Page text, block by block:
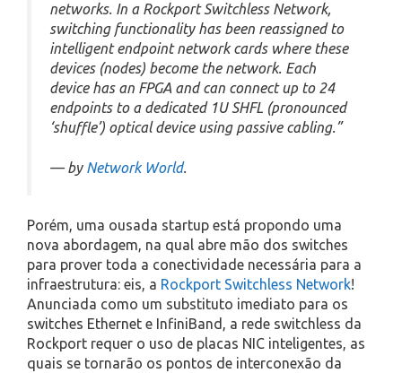
networks. In a Rockport Switchless Network,
switching functionality has been reassigned to
intelligent endpoint network cards where these
devices (nodes) become the network. Each
device has an FPGA and can connect up to 24
endpoints to a dedicated 1U SHFL (pronounced
‘shuffle’) optical device using passive cabling.”
— by Network World.
Porém, uma ousada startup está propondo uma
nova abordagem, na qual abre mão dos switches
para prover toda a conectividade necessária para a
infraestrutura: eis, a Rockport Switchless Network!
Anunciada como um substituto imediato para os
switches Ethernet e InfiniBand, a rede switchless da
Rockport requer o uso de placas NIC inteligentes, as
quais se tornarão os pontos de interconexão da